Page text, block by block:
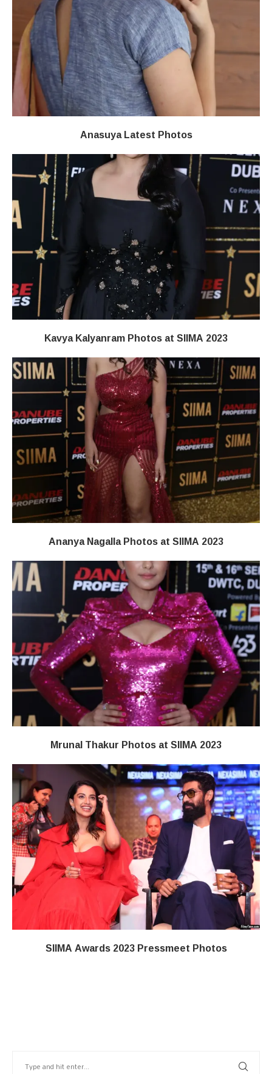
Anasuya Latest Photos
Kavya Kalyanram Photos at SIIMA 2023
Ananya Nagalla Photos at SIIMA 2023
Mrunal Thakur Photos at SIIMA 2023
SIIMA Awards 2023 Pressmeet Photos